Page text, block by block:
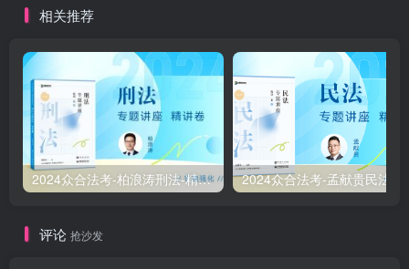
相关推荐
2024众合法考-柏浪涛刑法-精讲卷pdf电子版（附视频1-76全）
评论 抢沙发